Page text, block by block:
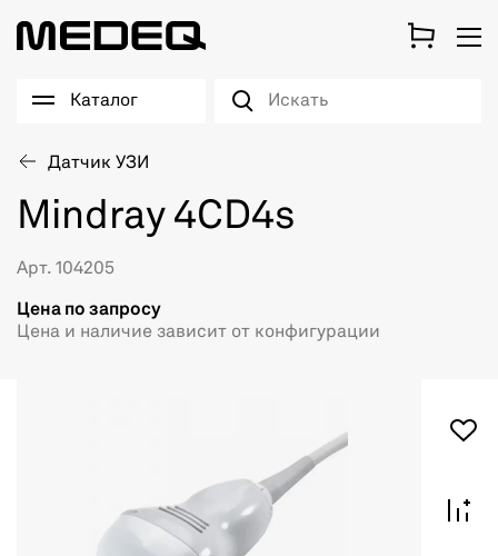
Каталог
Датчик УЗИ
Mindray 4CD4s
Арт. 104205
Цена по запросу
Цена и наличие зависит от конфигурации